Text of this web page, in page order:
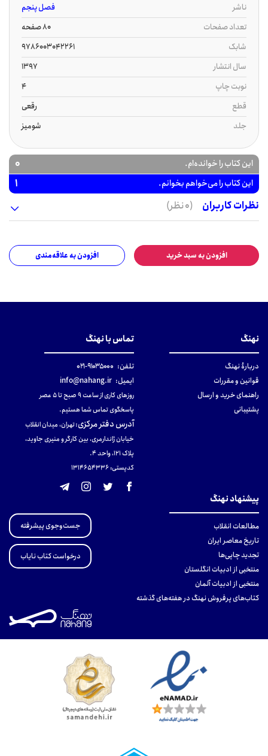
ناشر
فصل پنجم
تعداد صفحات
80 صفحه
شابک
9786003042261
سال انتشار
1397
نوبت چاپ
4
قطع
رقعی
جلد
شومیز
این کتاب را خوانده‌ام. 0
این کتاب را می‌خواهم بخوانم.
1
نظرات کاربران
(0 نظر)
افزودن به سبد خرید افزودن به علاقه‌مندی
نهنگ
دربارهٔ نهنگ
قوانین و مقررات
راهنمای خرید و ارسال
پشتیبانی
تماس با نهنگ
تلفن: ۹۱۰۳۵۰۰۰-۰۲۱
ایمیل: info@nahang.ir
روزهای کاری از ساعت ۹ صبح تا ۵ عصر
پاسخگوی تماس شما هستیم.
آدرس دفتر مرکزی:تهران، میدان انقلاب
خیابان ژاندارمری، بین کارگر و منیری جاوید،
پلاک 121، واحد ۴.
کدپستی: 131465433۶
پیشنهاد نهنگ
مطالعات انقلاب
تاریخ معاصر ایران
تجدید چاپی‌ها
منتخبی از ادبیات انگلستان
منتخبی از ادبیات آلمان
کتاب‌های پرفروش نهنگ در هفته‌های گذشته
جست‌وجوی پیشرفته
درخواست کتاب نایاب